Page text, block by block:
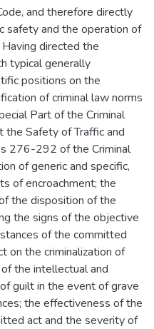
and therefore directly
safety and the operation of
directed the
typical generally
positions on the
of criminal law norms
Part of the Criminal
the Safety of Traffic and
276-292 of the Criminal
of generic and specific,
of encroachment; the
the disposition of the
the signs of the objective
of the committed
on the criminalization of
the intellectual and
guilt in the event of grave
the effectiveness of the
act and the severity of